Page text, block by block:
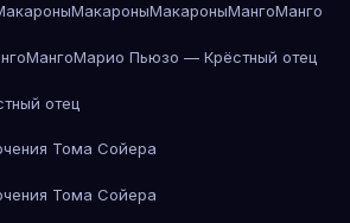
МакароныМакароныМангоМанго
МангоМарио Пьюзо — Крёстный отец
отец
Тома Сойера
Тома Сойера